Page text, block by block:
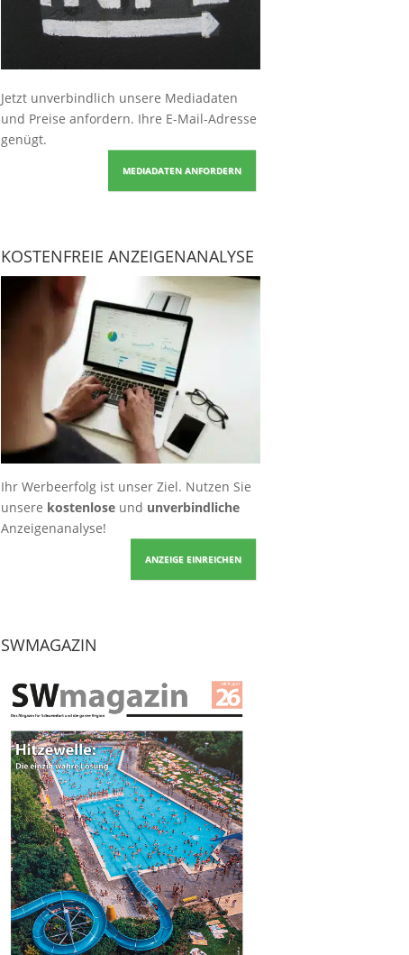
Jetzt unverbindlich unsere Mediadaten
und Preise anfordern. Ihre E-Mail-Adresse
genügt.
MEDIADATEN ANFORDERN
KOSTENFREIE ANZEIGENANALYSE
Ihr Werbeerfolg ist unser Ziel. Nutzen Sie
unsere kostenloseund unverbindliche
Anzeigenanalyse!
ANZEIGE EINREICHEN
SWMAGAZIN